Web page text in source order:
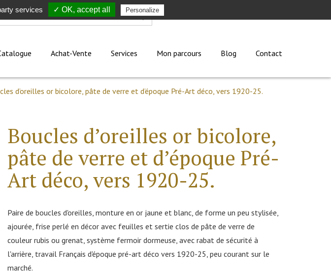
Achat-Vente Services Mon parcours Blog Contact
d’oreilles or bicolore, pâte de verre et d’époque Pré-Art déco, vers 1920-25.
Boucles d’oreilles or bicolore,
pâte de verre et d’époque Pré-
Art déco, vers 1920-25.
Paire de boucles d'oreilles, monture en or jaune et blanc, de forme un peu stylisée,
ajourée, frise perlé en décor avec feuilles et sertie clos de pâte de verre de
couleur rubis ou grenat, système fermoir dormeuse, avec rabat de sécurité à
l'arrière, travail Français d'époque pré-art déco vers 1920-25, peu courant sur le
marché.
services ✓ OK, accept all Personalize